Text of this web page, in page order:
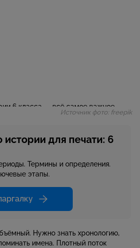
Источник фото: freepik
истории для печати: 6
Термины и определения.
этапы.
Нужно знать хронологию,
имена. Плотный поток